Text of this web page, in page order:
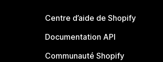
Centre d’aide de Shopify
Documentation API
Communauté Shopify